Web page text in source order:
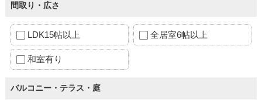
間取り・広さ
LDK15帖以上 全居室6帖以上
和室有り
バルコニー・テラス・庭